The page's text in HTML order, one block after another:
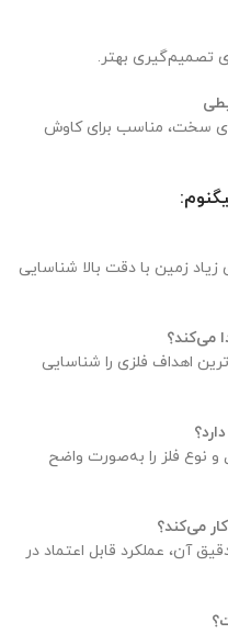
تصمیم‌گیری بهتر.
سخت، مناسب برای کاوش
:
زمین با دقت بالا شناسایی
اهداف فلزی را شناسایی
نوع فلز را به‌صورت واضح
آن، عملکرد قابل اعتماد در